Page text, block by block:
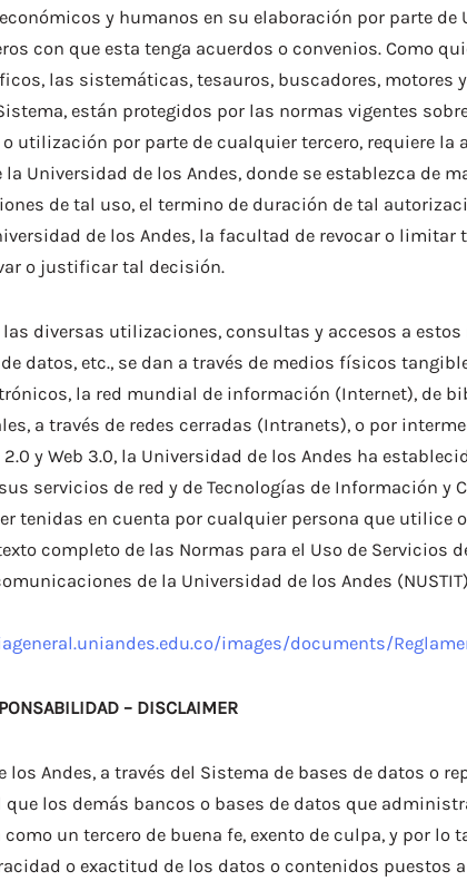
y humanos en su elaboración por parte de
con que esta tenga acuerdos o convenios. Como
las sistemáticas, tesauros, buscadores, motores
están protegidos por las normas vigentes
utilización por parte de cualquier tercero, requiere la
la Universidad de los Andes, donde se establezca de
de tal uso, el termino de duración de tal
de los Andes, la facultad de revocar o limitar
o justificar tal decisión.
las diversas utilizaciones, consultas y accesos a estos
datos, etc., se dan a través de medios físicos
la red mundial de información (Internet), de
a través de redes cerradas (Intranets), o por
y Web 3.0, la Universidad de los Andes ha
servicios de red y de Tecnologías de Información y
tenidas en cuenta por cualquier persona que utilice
completo de las Normas para el Uso de Servicios
de la Universidad de los Andes
images/documents/
– DISCLAIMER
los Andes, a través del Sistema de bases de datos o
los demás bancos o bases de datos que
un tercero de buena fe, exento de culpa, y por lo
o exactitud de los datos o contenidos puestos